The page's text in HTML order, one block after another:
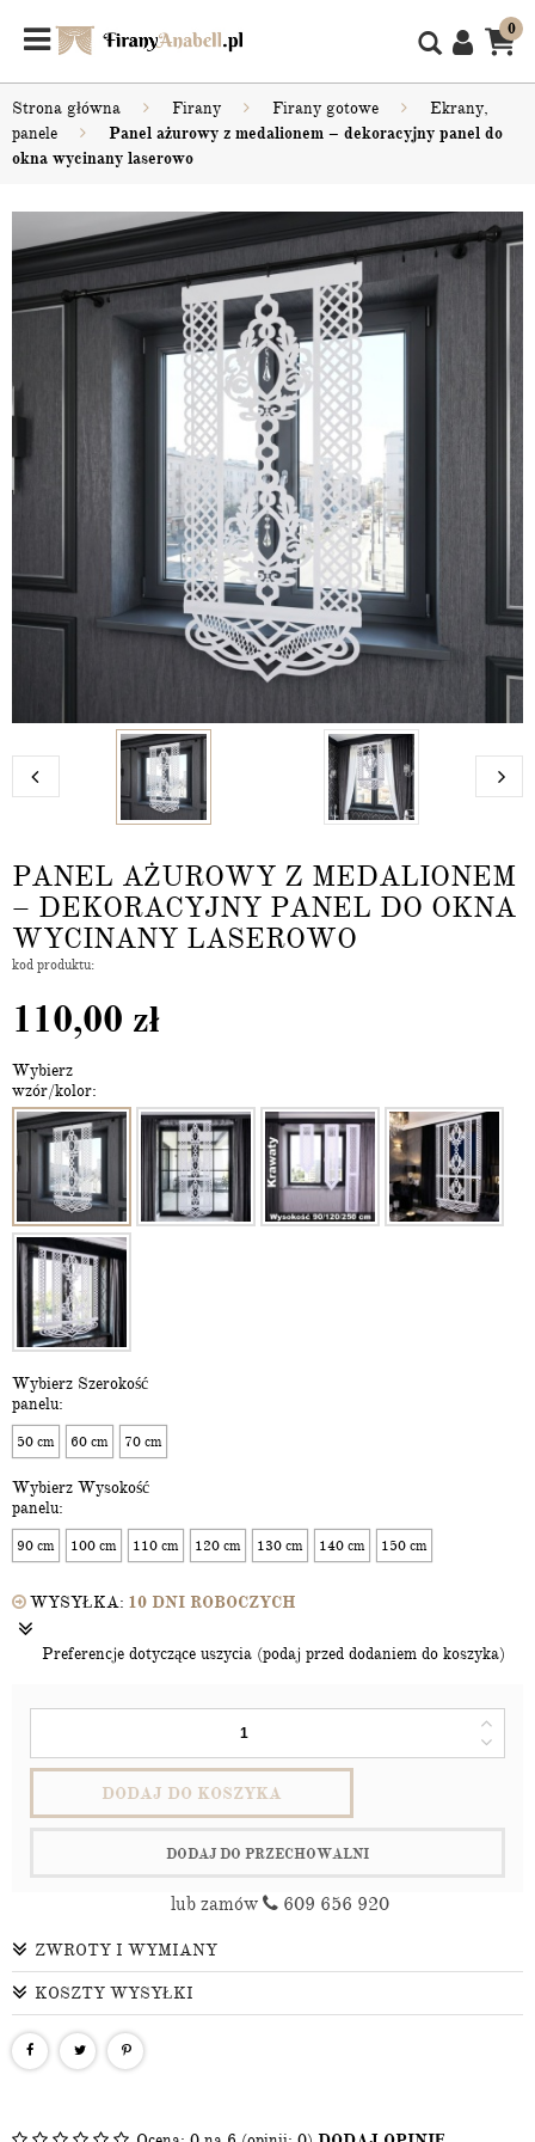
0
Strona główna Firany Firany gotowe
Ekrany,
panele
Panel ażurowy z medalionem – dekoracyjny panel do
okna wycinany laserowo
PANEL AŻUROWY Z MEDALIONEM
– DEKORACYJNY PANEL DO OKNA
WYCINANY LASEROWO
kod produktu:
110,00 zł
Wybierz
wzór/kolor:
Wybierz Szerokość
panelu:
50 cm 60 cm 70 cm
Wybierz Wysokość
panelu:
90 cm 100 cm 110 cm 120 cm 130 cm 140 cm 150 cm
WYSYŁKA: 10 DNI ROBOCZYCH
Preferencje dotyczące uszycia (podaj przed dodaniem do koszyka)
DODAJ DO KOSZYKA
DODAJ DO PRZECHOWALNI
lub zamów 609 656 920
ZWROTY I WYMIANY
KOSZTY WYSYŁKI